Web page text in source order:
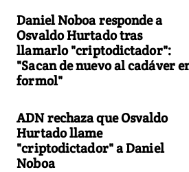
Daniel Noboa responde a
Osvaldo Hurtado tras
llamarlo "criptodictador":
"Sacan de nuevo al cadáver
formol"
ADN rechaza que Osvaldo
Hurtado llame
"criptodictador" a Daniel
Noboa